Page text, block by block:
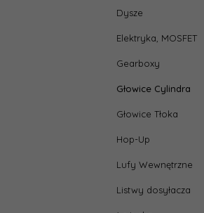
Dysze
Elektryka, MOSFET
Gearboxy
Głowice Cylindra
Głowice Tłoka
Hop-Up
Lufy Wewnętrzne
Listwy dosyłacza